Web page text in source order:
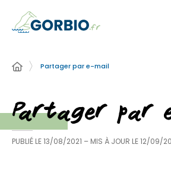
Partager par e-mail
Partager par
PUBLIÉ LE13/08/2021 – MIS À JOUR LE12/09/